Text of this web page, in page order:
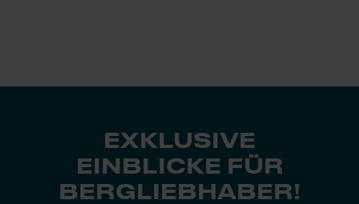
EXKLUSIVE
EINBLICKE FÜR
BERGLIEBHABER!